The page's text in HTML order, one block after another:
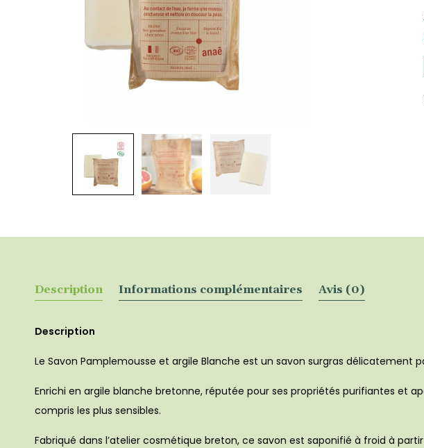
Description Informations complémentaires Avis (0)
Description
Le Savon Pamplemousse et argile Blanche est un savon surgras
Enrichi en argile blanche bretonne, réputée pour ses propriétés purifiantes et
compris les plus sensibles.
Fabriqué dans l’atelier cosmétique breton, ce savon est saponifié à froid à